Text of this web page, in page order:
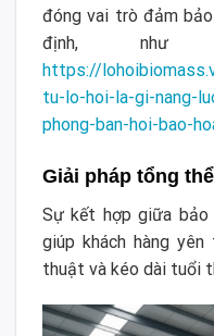
đóng vai trò đảm
định, như
https://
tu-lo-hoi-la-gi-nang-
phong-ban-hoi-bao-
Giải pháp tổng
Sự kết hợp giữa bảo
giúp khách hàng
thuật và kéo dài tuổi